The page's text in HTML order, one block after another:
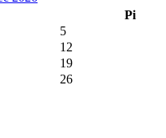
Pi
5
12
19
26